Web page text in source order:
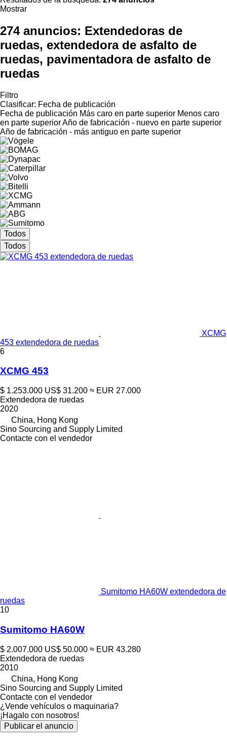
Mostrar
274 anuncios: Extendedoras de
ruedas, extendedora de asfalto de
ruedas, pavimentadora de asfalto de
ruedas
Filtro
Clasificar: Fecha de publicación
Fecha de publicación Más caro en parte superior Menos caro
en parte superiorAño de fabricación - nuevo en parte superior
Año de fabricación - más antiguo en parte superior
Todos
Todos
XCMG
453 extendedora de ruedas
6
XCMG 453
$ 1.253.000 US$ 31.200 ≈ EUR 27.000
Extendedora de ruedas
2020
China, Hong Kong
Sino Sourcing and Supply Limited
Contacte con el vendedor
Sumitomo HA60W extendedora de
ruedas
10
Sumitomo HA60W
$ 2.007.000 US$ 50.000 ≈ EUR 43.280
Extendedora de ruedas
2010
China, Hong Kong
Sino Sourcing and Supply Limited
Contacte con el vendedor
¿Vende vehículos o maquinaria?
¡Hagalo con nosotros!
Publicar el anuncio